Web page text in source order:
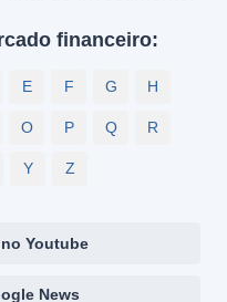
financeiro:
E F G H
O P Q R
Y Z
Youtube
News